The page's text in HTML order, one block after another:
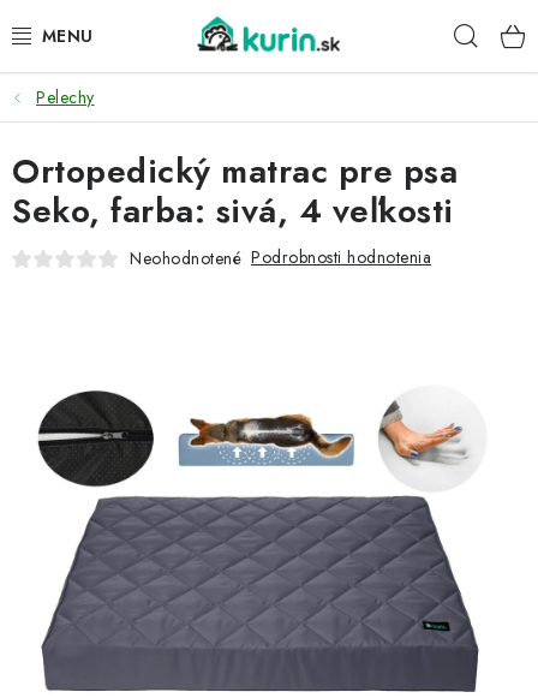
na
PRE HYDINU
PRE PSY
PRE ZAJACE
DOMÁCI WELLNESS
PRE VTÁKY
DARČEKOVÝ POUKAZ
Náš príbeh od začiatku Doprava Kontakt
Blog
Hodnotenie obchodu
Obchodné podmienky
Vrátenie, výmena tovaru
Pelechy
Ortopedický matrac pre psa
Seko, farba: sivá, 4 veľkosti
Neohodnotené Podrobnosti hodnotenia